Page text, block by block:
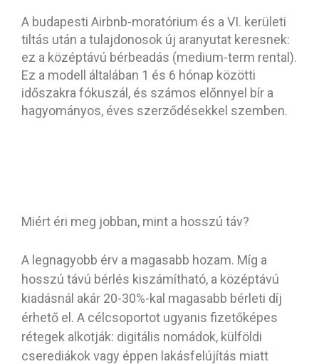
A budapesti Airbnb-moratórium és a VI. kerületi
tiltás után a tulajdonosok új aranyutat keresnek:
ez a középtávú bérbeadás (medium-term rental).
Ez a modell általában 1 és 6 hónap közötti
időszakra fókuszál, és számos előnnyel bír a
hagyományos, éves szerződésekkel szemben.
Miért éri meg jobban, mint a hosszú táv?
A legnagyobb érv a magasabb hozam. Míg a
hosszú távú bérlés kiszámítható, a középtávú
kiadásnál akár 20-30%-kal magasabb bérleti díj
érhető el. A célcsoportot ugyanis fizetőképes
rétegek alkotják: digitális nomádok, külföldi
cserediákok vagy éppen lakásfelújítás miatt